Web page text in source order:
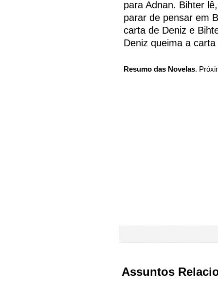
para Adnan. Bihter
parar de pensar em
carta de Deniz e
Deniz queima a
Resumo das Novelas.
Assuntos